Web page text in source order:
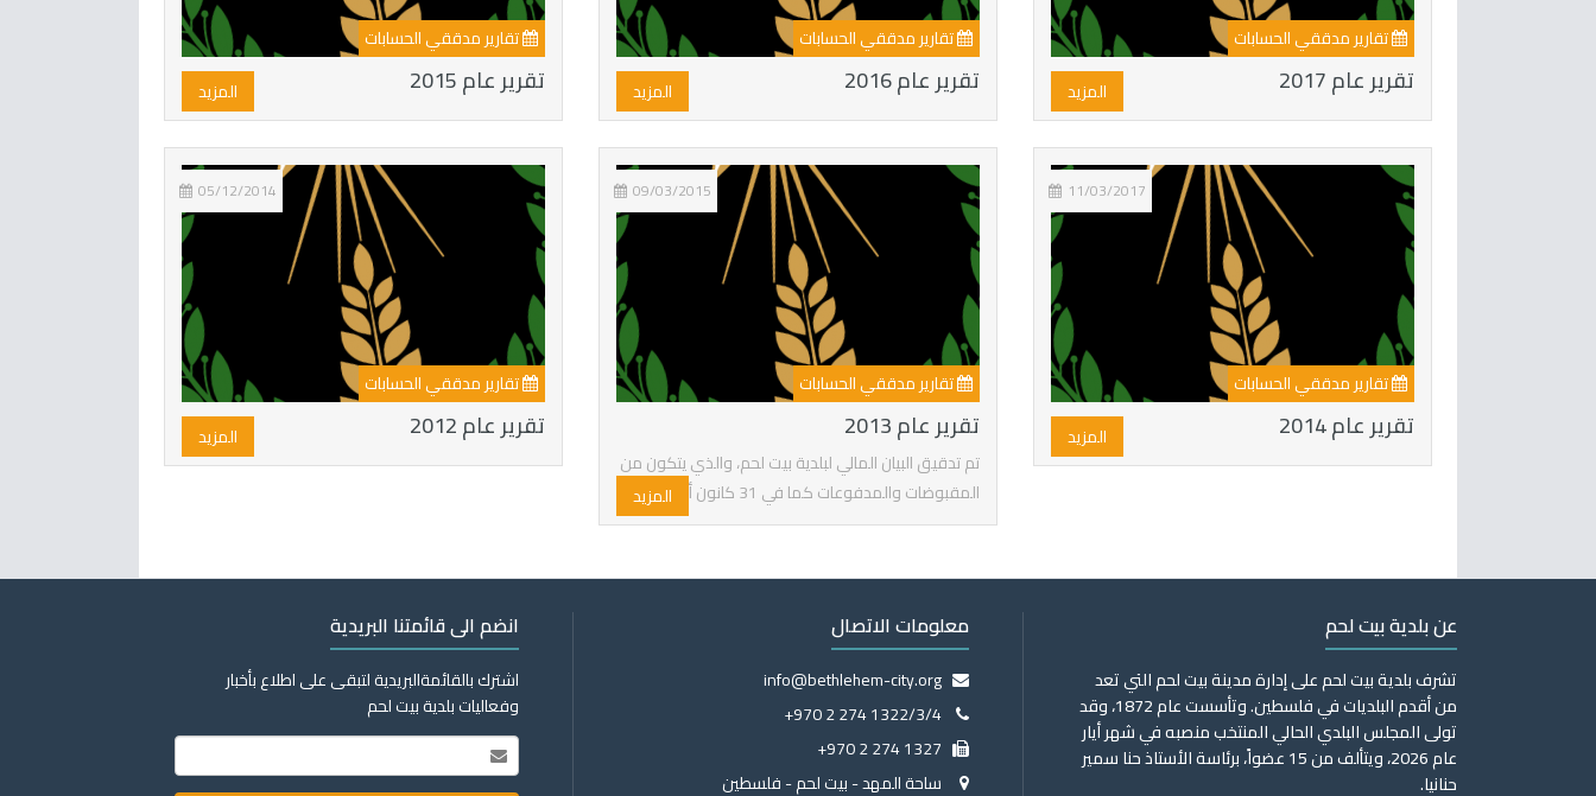
تقارير مدققي الحسابات
تقرير عام 2017 المزيد
تقارير مدققي الحسابات
تقرير عام 2016 المزيد
تقارير مدققي الحسابات
تقرير عام 2015 المزيد
تقارير مدققي الحسابات
تقرير عام 2014
11/03/2017
المزيد
تقارير مدققي الحسابات
تقرير عام 2013
09/03/2015
تم تدقيق البيان المالي لبلدية بيت لحم، والذي يتكون من
المقبوضات والمدفوعات كما في 31 كانون أول 2013.
المزيد
تقارير مدققي الحسابات
تقرير عام 2012
05/12/2014
المزيد
عن بلدية بيت لحم
تشرف بلدية بيت لحم على إدارة مدينة بيت لحم التي تعد
من أقدم البلديات في فلسطين. وتأسست عام 1872، وقد
تولى المجلس البلدي الحالي المنتخب منصبه في شهر أيار
عام 2026، ويتألف من 15 عضواً، برئاسة الأستاذ حنا سمير
حنانيا.
معلومات الاتصال
info@bethlehem-city.org
+970 2 274 1322/3/4
+970 2 274 1327
ساحة المهد - بيت لحم - فلسطين
انضم الى قائمتنا البريدية
اشترك بالقائمةالبريدية لتبقى على اطلاع بأخبار
وفعاليات بلدية بيت لحم